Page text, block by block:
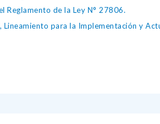
Reglamento de la Ley N° 27806.
para la Implementación y